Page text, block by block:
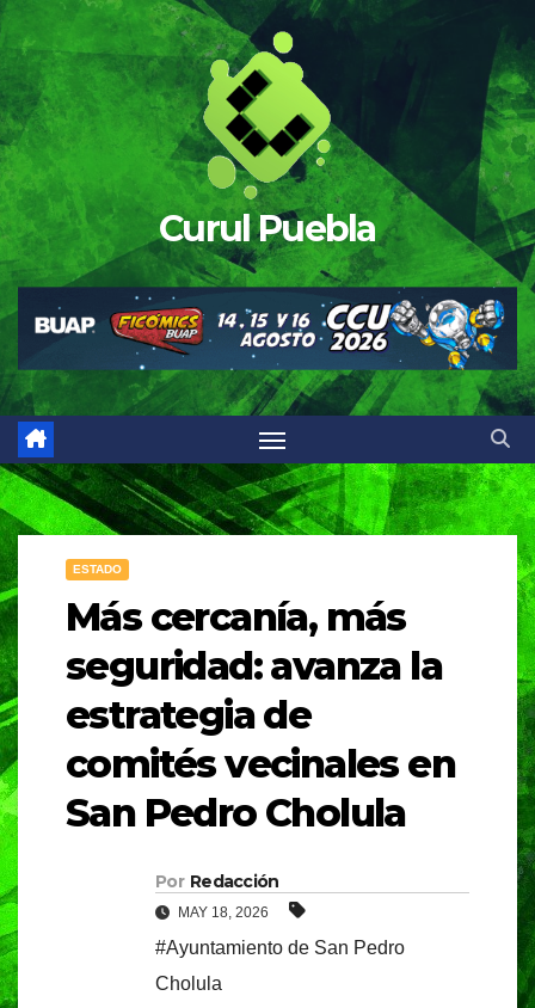
Saltar
al
contenido
Curul Puebla
ESTADO
Más cercanía, más
seguridad: avanza la
estrategia de
comités vecinales en
San Pedro Cholula
Por Redacción
MAY 18, 2026
#Ayuntamiento de San Pedro
Cholula